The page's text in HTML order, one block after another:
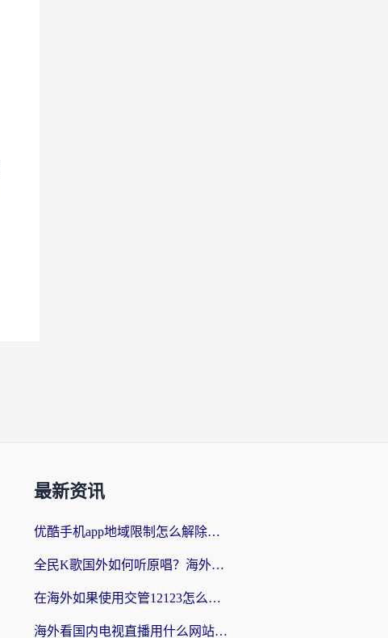
最新资讯
优酷手机app地域限制怎么解除？海外党亲测有效的追剧方案
全民K歌国外如何听原唱？海外党亲测有效的回国加速器选择指南
在海外如果使用交管12123怎么处理？留学生亲测有效的回国加速方案
海外看国内电视直播用什么网站比较好？一篇解决你所有追剧难题的实用指南